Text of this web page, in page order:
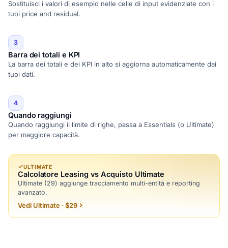
Sostituisci i valori di esempio nelle celle di input evidenziate con i
tuoi price and residual.
3
Barra dei totali e KPI
La barra dei totali e dei KPI in alto si aggiorna automaticamente dai
tuoi dati.
4
Quando raggiungi
Quando raggiungi il limite di righe, passa a Essentials (o Ultimate)
per maggiore capacità.
ULTIMATE
Calcolatore Leasing vs Acquisto Ultimate
Ultimate (29) aggiunge tracciamento multi-entità e reporting
avanzato.
Vedi Ultimate · $29